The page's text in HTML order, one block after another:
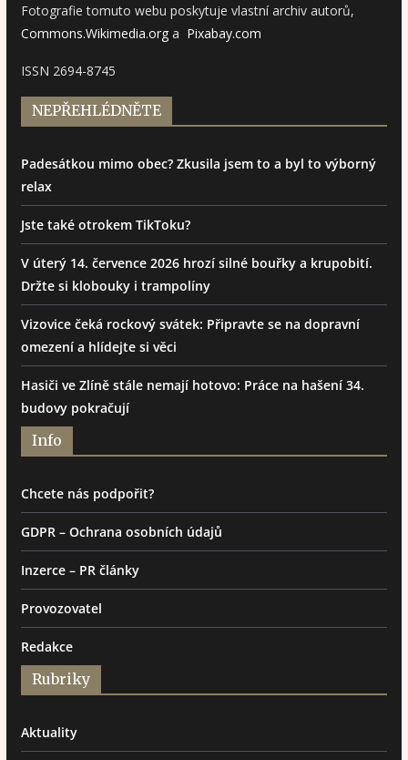
Fotografie tomuto webu poskytuje vlastní archiv autorů,
Commons.Wikimedia.orga Pixabay.com
ISSN 2694-8745
NEPŘEHLÉDNĚTE
Padesátkou mimo obec? Zkusila jsem to a byl to výborný
relax
Jste také otrokem TikToku?
V úterý 14. července 2026 hrozí silné bouřky a krupobití.
Držte si klobouky i trampolíny
Vizovice čeká rockový svátek: Připravte se na dopravní
omezení a hlídejte si věci
Hasiči ve Zlíně stále nemají hotovo: Práce na hašení 34.
budovy pokračují
Info
Chcete nás podpořit?
GDPR – Ochrana osobních údajů
Inzerce – PR články
Provozovatel
Redakce
Rubriky
Aktuality